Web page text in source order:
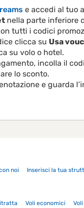
e accedi al tuo
nella parte inferiore
tutti i codici
clicca su Usa
su volo o hotel.
incolla il
lo sconto.
e guarda
noi Inserisci la tua
Voli economici